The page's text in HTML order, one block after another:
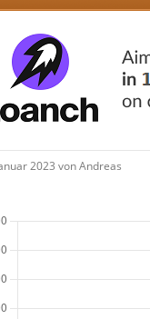
2023 von Andreas